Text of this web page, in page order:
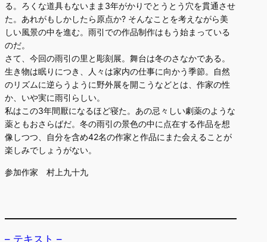
る。ろくな道具もないまま3年がかりでとうとう穴を貫通させ
た。あれがもしかしたら原点か? そんなことを考えながら美
しい風景の中を進む。雨引での作品制作はもう始まっている
のだ。
さて、今回の雨引の里と彫刻展。舞台は冬のさなかである。
生き物は眠りにつき、人々は家内の仕事に向かう季節。自然
のリズムに逆らうように野外展を開こうなどとは、作家の性
か、いや実に雨引らしい。
私はこの3年間厭になるほど寝た。あの忌々しい劇薬のような
薬ともおさらばだ。冬の雨引の景色の中に点在する作品を想
像しつつ、自分を含め42名の作家と作品にまた会えることが
楽しみでしょうがない。
参加作家 村上九十九
– テキスト –